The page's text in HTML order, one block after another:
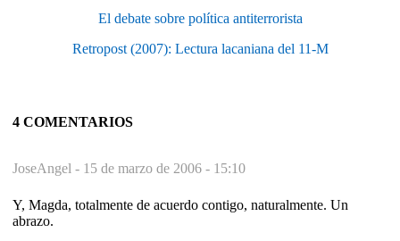
El debate sobre política antiterrorista
Retropost (2007): Lectura lacaniana del 11-M
4 COMENTARIOS
JoseAngel - 15 de marzo de 2006 - 15:10
Y, Magda, totalmente de acuerdo contigo, naturalmente. Un
abrazo.